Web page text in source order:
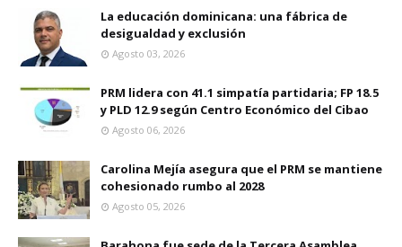
La educación dominicana: una fábrica de
desigualdad y exclusión
Agosto 03, 2026
PRM lidera con 41.1 simpatía partidaria; FP 18.5
y PLD 12.9 según Centro Económico del Cibao
Agosto 06, 2026
Carolina Mejía asegura que el PRM se mantiene
cohesionado rumbo al 2028
Agosto 05, 2026